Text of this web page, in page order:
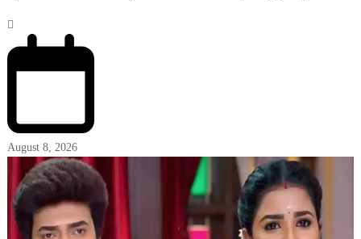
August 8, 2026